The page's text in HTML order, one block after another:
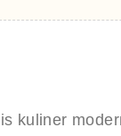
kuliner